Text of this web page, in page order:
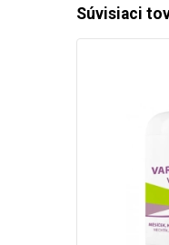
Súvisiaci